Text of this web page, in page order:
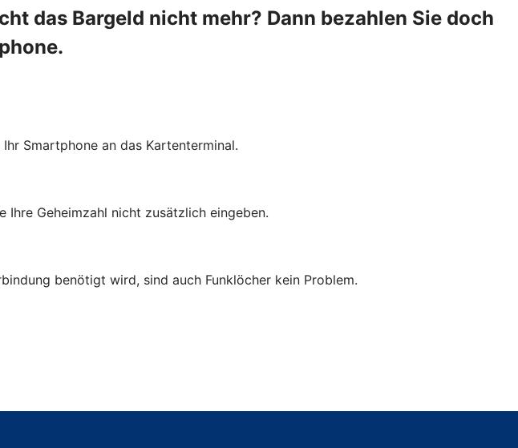
das Bargeld nicht mehr? Dann bezahlen Sie doch
Smartphone an das Kartenterminal.
Ihre Geheimzahl nicht zusätzlich eingeben.
benötigt wird, sind auch Funklöcher kein Problem.